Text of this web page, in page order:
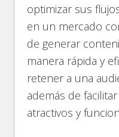
optimizar sus
en un mercado
de generar
manera rápida y
retener a una
además de
atractivos y